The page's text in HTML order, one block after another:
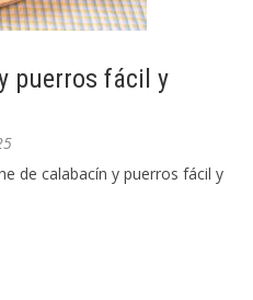
puerros fácil y
de calabacín y puerros fácil y